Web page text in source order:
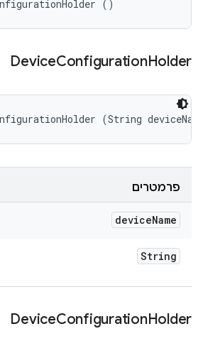
()
DeviceConfigurationHolder
(String
פרמטרים
deviceName
String
DeviceConfigurationHolder